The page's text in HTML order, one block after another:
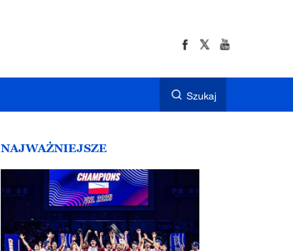
Szukaj
NAJWAŻNIEJSZE